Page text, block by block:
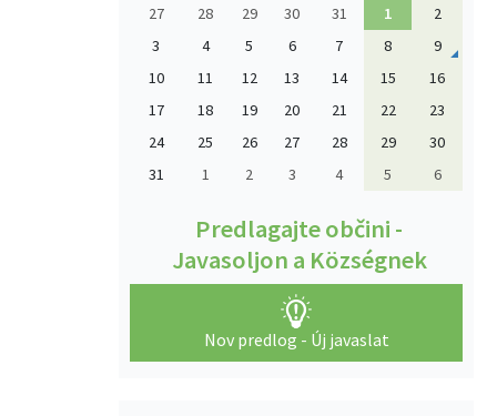
27 28 29 30 31 1
2
3
4 5 6 7 8
9
10
11 12 13 14 15
16
17
18 19 20 21 22
23
24
25 26 27 28 29
30
31
1 2 3 4 5 6
Predlagajte občini -
Javasoljon a Községnek
Nov predlog - Új javaslat